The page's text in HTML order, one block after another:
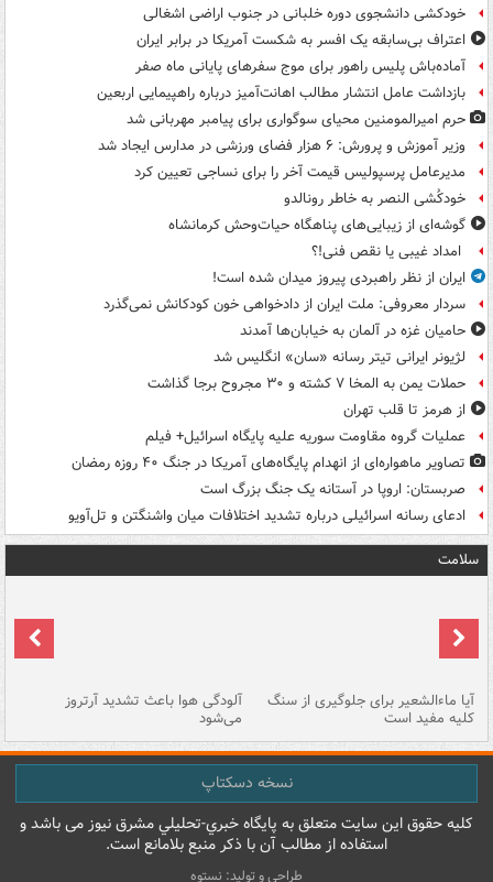
خودکشی دانشجوی دوره خلبانی در جنوب اراضی اشغالی
اعتراف بی‌سابقه یک افسر به شکست آمریکا در برابر ایران
آماده‌باش پلیس راهور برای موج سفرهای پایانی ماه صفر
بازداشت عامل انتشار مطالب اهانت‌آمیز درباره راهپیمایی اربعین
حرم امیرالمومنین محیای سوگواری برای پیامبر مهربانی شد
وزیر آموزش و پرورش: ۶ هزار فضای ورزشی در مدارس ایجاد شد
مدیرعامل پرسپولیس قیمت آخر را برای نساجی تعیین کرد
خودکُشی النصر به خاطر رونالدو
گوشه‌ای از زیبایی‌های پناهگاه‌ حیات‌وحش کرمانشاه
امداد غیبی یا نقص فنی!؟
ایران از نظر راهبردی پیروز میدان شده است!
سردار معروفی: ملت ایران از دادخواهی خون کودکانش نمی‌گذرد
حامیان غزه در آلمان به خیابان‌ها آمدند
لژیونر ایرانی تیتر رسانه «سان» انگلیس شد
حملات یمن به المخا ۷ کشته و ۳۰ مجروح برجا گذاشت
از هرمز تا قلب تهران
عملیات گروه مقاومت سوریه علیه پایگاه اسرائیل+ فیلم
تصاویر ماهواره‌ای از انهدام پایگاه‌های آمریکا در جنگ ۴۰ روزه رمضان
صربستان: اروپا در آستانه یک جنگ بزرگ است
ادعای رسانه اسرائیلی درباره تشدید اختلافات میان واشنگتن و تل‌آویو
سلامت
آیا ماءالشعیر برای جلوگیری از سنگ
کلیه مفید است
آلودگی هوا باعث تشدید آرتروز
می‌شود
نسخه دسکتاپ
کليه حقوق اين سايت متعلق به پایگاه خبري-تحليلي مشرق نيوز می باشد و
استفاده از مطالب آن با ذکر منبع بلامانع است.
طراحی و تولید: نستوه